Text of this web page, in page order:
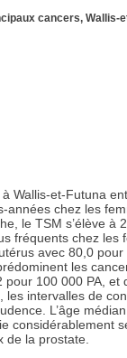
cancers, Wallis-
Wallis-et-Futuna
années chez les
le TSM s’élève
fréquents chez
avec 80,0
les
100 000 PA,
les intervalles de
L’âge
considérablement
de la prostate.